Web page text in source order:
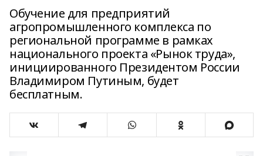
Обучение для предприятий
агропромышленного комплекса по
региональной программе в рамках
национального проекта «Рынок труда»,
инициированного Президентом России
Владимиром Путиным, будет
бесплатным.